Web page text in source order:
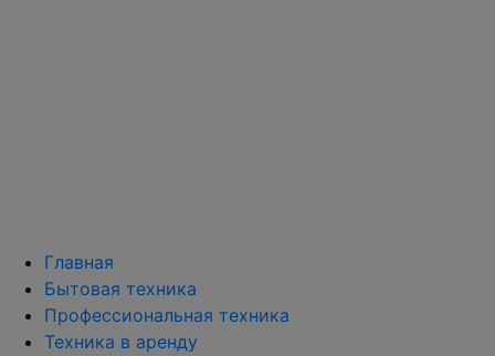
Главная
Бытовая техника
Профессиональная техника
Техника в аренду